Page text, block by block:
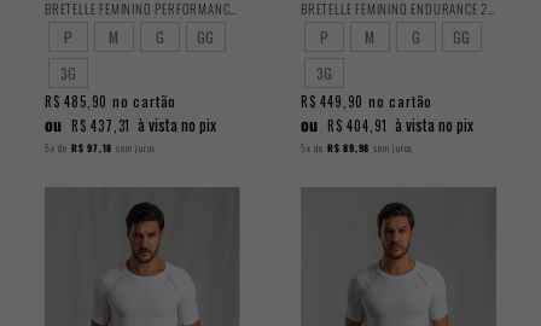
P M G
GG
3G
R$ 485,90 no cartão
ou R$ 437,31 à vista no pix
5x de R$ 97,18 sem juros
P M G
GG
3G
R$ 449,90 no cartão
ou R$ 404,91 à vista no pix
5x de R$ 89,98 sem juros